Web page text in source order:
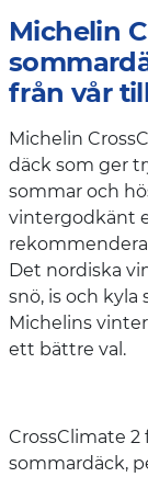
Michelin
från vår
Michelin
däck som ger
sommar och
vintergodkänt
Det nordiska
snö, is och kyla
Michelins
ett bättre val.
CrossClimate
sommardäck,